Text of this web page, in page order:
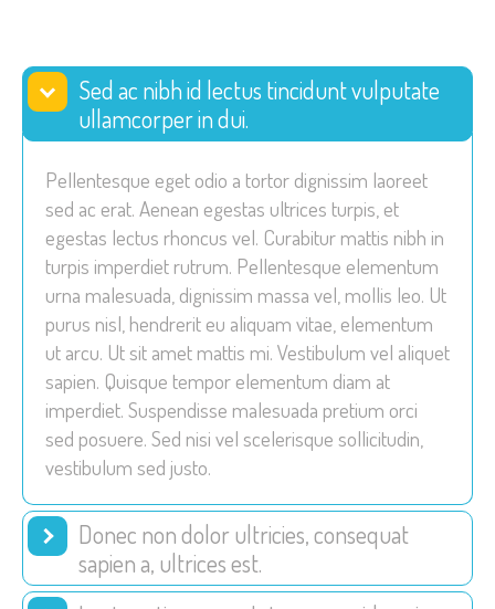
Sed ac nibh id lectus tincidunt vulputate
ullamcorper in dui.
Pellentesque eget odio a tortor dignissim laoreet
sed ac erat. Aenean egestas ultrices turpis, et
egestas lectus rhoncus vel. Curabitur mattis nibh in
turpis imperdiet rutrum. Pellentesque elementum
urna malesuada, dignissim massa vel, mollis leo. Ut
purus nisl, hendrerit eu aliquam vitae, elementum
ut arcu. Ut sit amet mattis mi. Vestibulum vel aliquet
sapien. Quisque tempor elementum diam at
imperdiet. Suspendisse malesuada pretium orci
sed posuere. Sed nisi vel scelerisque sollicitudin,
vestibulum sed justo.
Donec non dolor ultricies, consequat
sapien a, ultrices est.